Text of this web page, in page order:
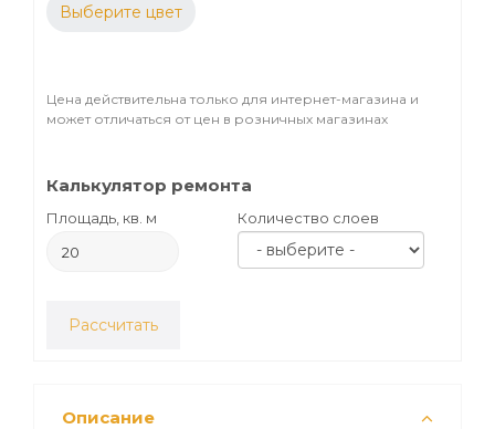
Выберите цвет
Цена действительна только для интернет-магазина и
может отличаться от цен в розничных магазинах
Калькулятор ремонта
Площадь, кв. м Количество слоев
Рассчитать
Описание